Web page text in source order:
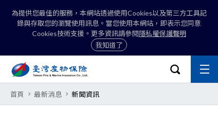
為提供您最佳的服務，本網站透過使用Cookies以及第三方工具記
錄與存取您的瀏覽使用訊息。當您使用本網站，即表示您同意
Cookies技術支援。更多資訊請參閱隱私權保護聲明
我知道了
:::
開啟搜尋選
關
主
公告115年04月本公司自結營收
首頁 最新消息 新聞資訊